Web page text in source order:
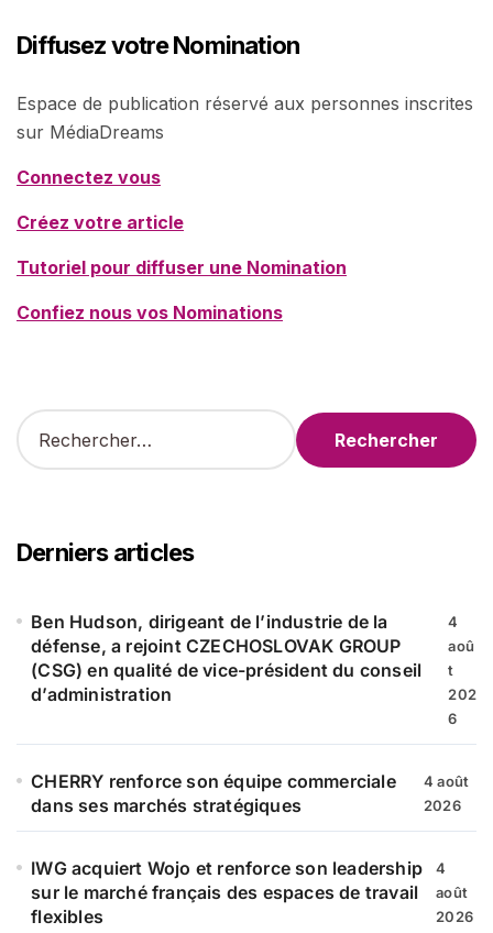
Diffusez votre Nomination
Espace de publication réservé aux personnes inscrites
sur MédiaDreams
Connectez vous
Créez votre article
Tutoriel pour diffuser une Nomination
Confiez nous vos Nominations
R
e
r
c
e
Derniers articles
Ben Hudson, dirigeant de l’industrie de la
défense, a rejoint CZECHOSLOVAK GROUP
(CSG) en qualité de vice-président du conseil
d’administration
4
aoû
t
202
6
CHERRY renforce son équipe commerciale
dans ses marchés stratégiques
4 août
2026
IWG acquiert Wojo et renforce son leadership
sur le marché français des espaces de travail
flexibles
4
août
2026